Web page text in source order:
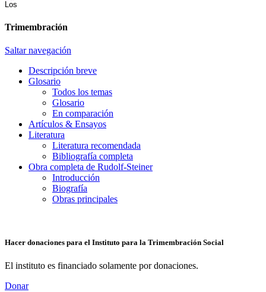
Trimembración
Saltar navegación
Descripción breve
Glosario
Todos los temas
Glosario
En comparación
Artículos & Ensayos
Literatura
Literatura recomendada
Bibliografía completa
Obra completa de Rudolf-Steiner
Introducción
Biografía
Obras principales
Hacer donaciones para el Instituto para la Trimembración Social
El instituto es financiado solamente por donaciones.
Donar